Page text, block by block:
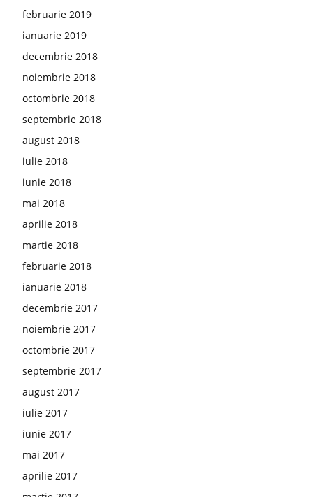
februarie 2019
ianuarie 2019
decembrie 2018
noiembrie 2018
octombrie 2018
septembrie 2018
august 2018
iulie 2018
iunie 2018
mai 2018
aprilie 2018
martie 2018
februarie 2018
ianuarie 2018
decembrie 2017
noiembrie 2017
octombrie 2017
septembrie 2017
august 2017
iulie 2017
iunie 2017
mai 2017
aprilie 2017